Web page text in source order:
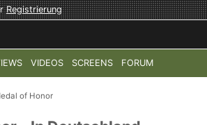
Registrierung
VIDEOS SCREENS FORUM
MODERN WARFARE 4 HALO:
of Honor